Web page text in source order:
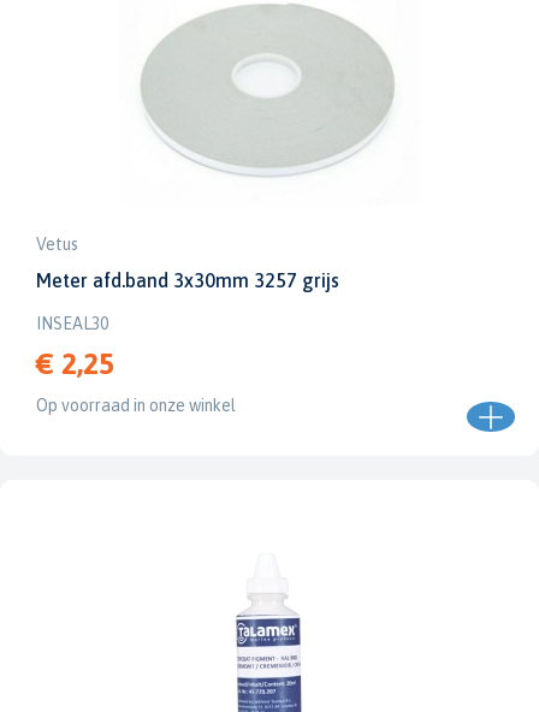
Vetus
Meter afd.band 3x30mm 3257 grijs
INSEAL30
€ 2,25
Op voorraad in onze winkel